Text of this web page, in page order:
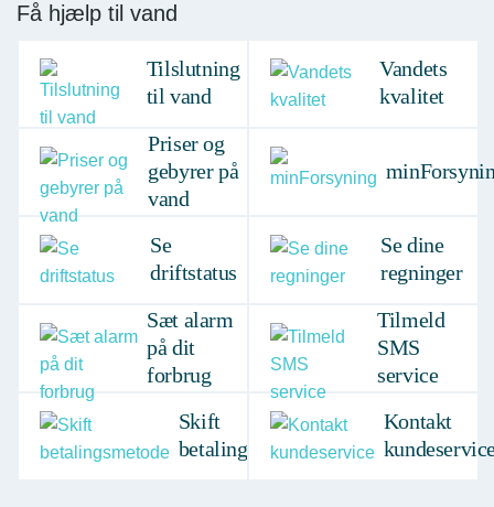
Få hjælp til vand
Tilslutning
til vand
Vandets
kvalitet
Priser og
gebyrer på
vand
Se
driftstatus
Se dine
regninger
Sæt alarm
på dit
forbrug
Tilmeld
SMS
service
Skift
betalingsmetode
Kontakt